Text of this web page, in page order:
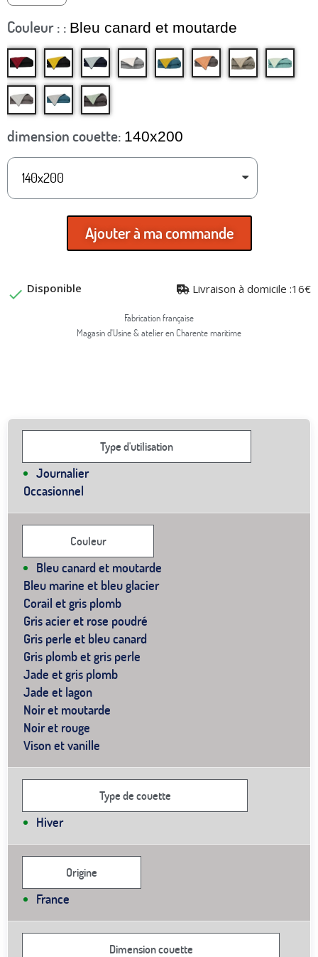
Couleur : Bleu canard et moutarde
dimension couette 140x200
Ajouter à ma commande
 Disponible Livraison à domicile :16€
Fabrication française
Magasin d'Usine & atelier en Charente maritime
Type d'utilisation
Journalier
Occasionnel
Couleur
Bleu canard et moutarde
Bleu marine et bleu glacier
Corail et gris plomb
Gris acier et rose poudré
Gris perle et bleu canard
Gris plomb et gris perle
Jade et gris plomb
Jade et lagon
Noir et moutarde
Noir et rouge
Vison et vanille
Type de couette
Hiver
Origine
France
Dimension couette